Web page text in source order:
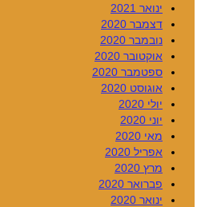
ינואר 2021
דצמבר 2020
נובמבר 2020
אוקטובר 2020
ספטמבר 2020
אוגוסט 2020
יולי 2020
יוני 2020
מאי 2020
אפריל 2020
מרץ 2020
פברואר 2020
ינואר 2020